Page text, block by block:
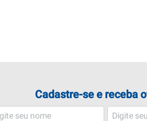
Cadastre-se e receba